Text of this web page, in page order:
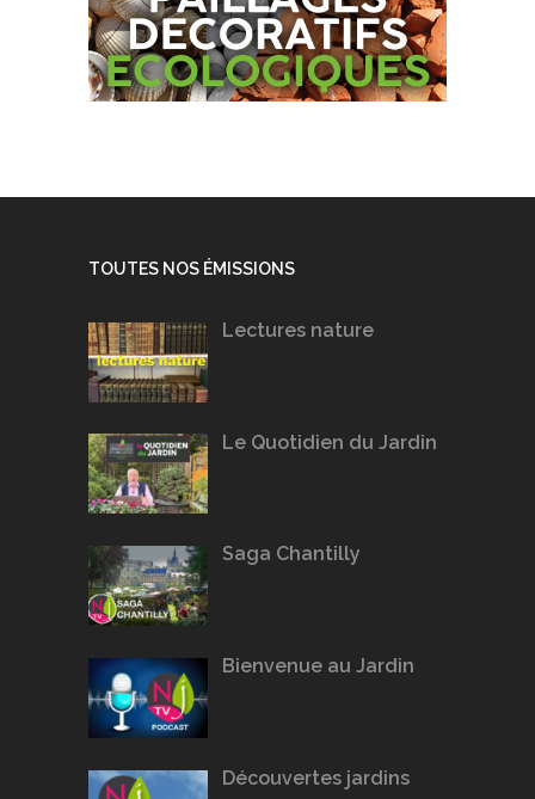
TOUTES NOS ÉMISSIONS
Lectures nature
Le Quotidien du Jardin
Saga Chantilly
Bienvenue au Jardin
Découvertes jardins